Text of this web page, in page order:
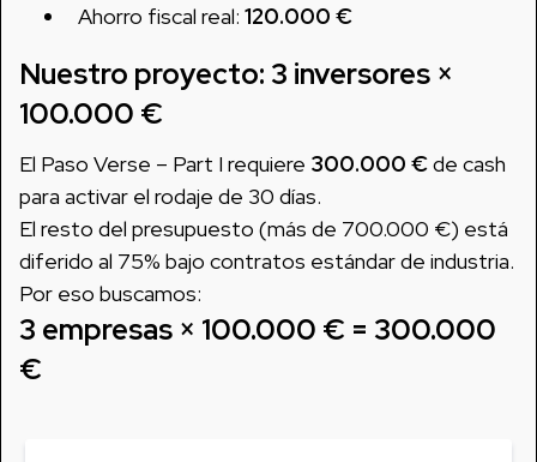
Ahorro fiscal real: 120.000 €
Nuestro proyecto: 3 inversores ×
100.000 €
El Paso Verse – Part I requiere 300.000 €de cash
para activar el rodaje de 30 días.
El resto del presupuesto (más de 700.000 €) está
diferido al 75% bajo contratos estándar de industria.
Por eso buscamos:
3 empresas × 100.000 € = 300.000
€